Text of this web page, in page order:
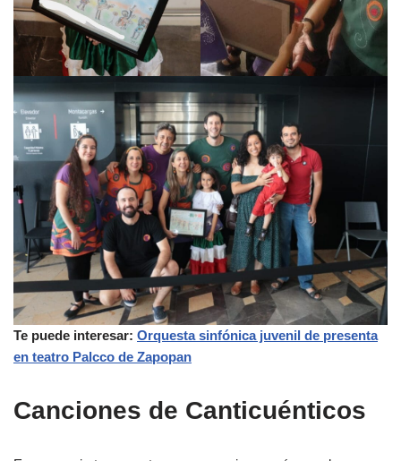
Te puede interesar: Orquesta sinfónica juvenil de presenta
en teatro Palcco de Zapopan
Canciones de Canticuénticos